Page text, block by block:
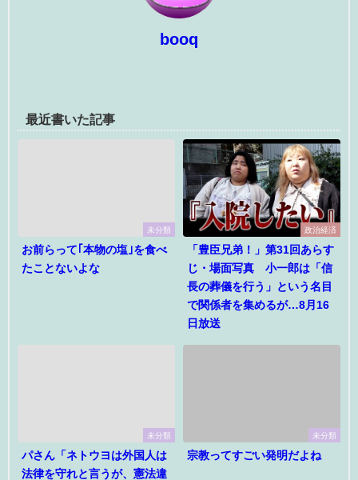
booq
最近書いた記事
未分類
お前らって｢本物の塩｣を食べ
たことないよな
政治経済
「豊臣兄弟！」第31回あらす
じ・場面写真 小一郎は「信
長の葬儀を行う」という名目
で関係者を集めるが…8月16
日放送
未分類
パさん「ネトウヨは外国人は
法律を守れと言うが、憲法違
未分類
宗教ってすごい発明だよね